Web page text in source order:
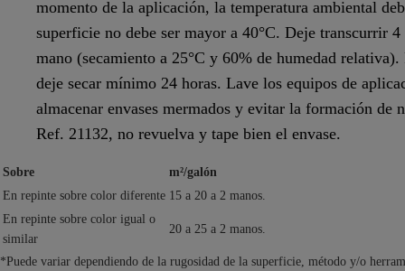
momento de la aplicación, la temperatura ambiental
superficie no debe ser mayor a 40°C. Deje transcurrir
mano (secamiento a 25°C y 60% de humedad
deje secar mínimo 24 horas. Lave los equipos de
almacenar envases mermados y evitar la formación
Ref. 21132, no revuelva y tape bien el envase.
Sobre
m²/galón
En repinte sobre color diferente 15 a 20 a 2 manos.
En repinte sobre color igual o
similar
20 a 25 a 2 manos.
*Puede variar dependiendo de la rugosidad de la superficie, método y/o